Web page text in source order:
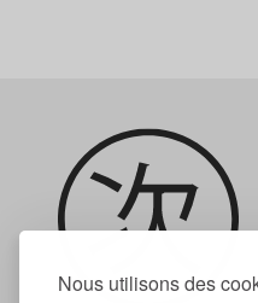
Nous utilisons des